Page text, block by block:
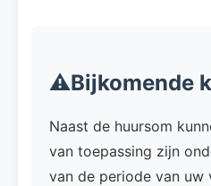
⚠️Bijkomende
Naast de huursom
van toepassing zijn
van de periode van uw